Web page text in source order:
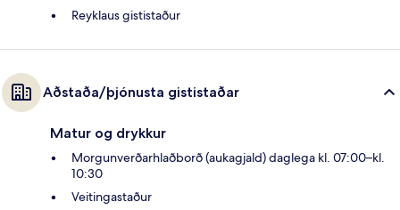
Reyklaus gististaður
Aðstaða/þjónusta gististaðar
Matur og drykkur
Morgunverðarhlaðborð (aukagjald) daglega kl. 07:00–kl.
10:30
Veitingastaður